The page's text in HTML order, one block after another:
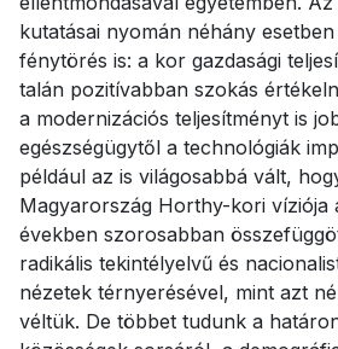
kutatásai nyomán néhány
fénytörés is: a kor gazdasági
talán pozitívabban szokás
a modernizációs teljesítményt is
egészségügytől a technológiák
például az is világosabbá vált,
Magyarország Horthy-kori víziója
években szorosabban
radikális tekintélyelvű és
nézetek térnyerésével, mint azt
véltük. De többet tudunk a